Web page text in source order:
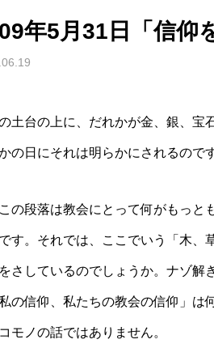
年5月31日「信仰
の土台の上に、だれかが金、銀、
の日にそれは明らかにされるの
の段落は教会にとって何がもっと
す。それでは、ここでいう「木、
さしているのでしょうか。ナゾ解
の信仰、私たちの教会の信仰」は
モノの話ではありません。